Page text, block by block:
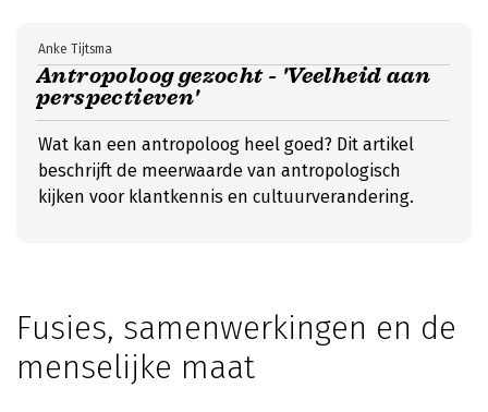
Antropoloog gezocht - 'Veelheid aan
perspectieven'
Anke Tijtsma
Wat kan een antropoloog heel goed? Dit artikel
beschrijft de meerwaarde van antropologisch
kijken voor klantkennis en cultuurverandering.
Fusies, samenwerkingen en de
menselijke maat